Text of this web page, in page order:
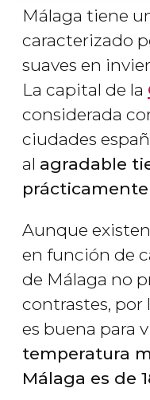
Málaga tiene
caracterizado
suaves en
La capital de la
considerada
ciudades
al agradable
Aunque
en función de
de Málaga no
contrastes, por
es buena para
temperatura
Málaga es de